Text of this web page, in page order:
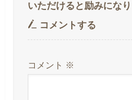
コメントする
コメント ※